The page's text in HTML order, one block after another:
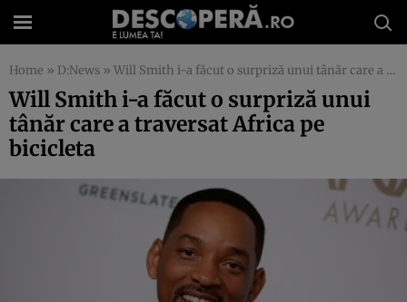
Home » D:News » Will Smith i-a făcut o surpriză unui tânăr care a traversat Africa pe bicicleta
Will Smith i-a făcut o surpriză unui
tânăr care a traversat Africa pe
bicicleta